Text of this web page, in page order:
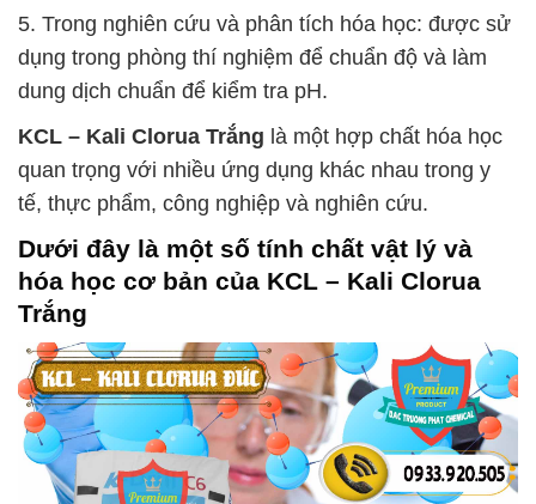
5. Trong nghiên cứu và phân tích hóa học: được sử
dụng trong phòng thí nghiệm để chuẩn độ và làm
dung dịch chuẩn để kiểm tra pH.
KCL – Kali Clorua Trắng là một hợp chất hóa học
quan trọng với nhiều ứng dụng khác nhau trong y
tế, thực phẩm, công nghiệp và nghiên cứu.
Dưới đây là một số tính chất vật lý và
hóa học cơ bản của KCL – Kali Clorua
Trắng